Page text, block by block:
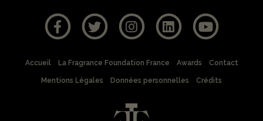
Accueil La Fragrance Foundation France Awards Contact
Mentions Légales Données personnelles Crédits